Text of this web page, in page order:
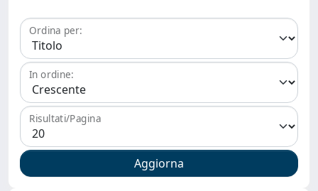
Ordina per:
In ordine:
Risultati/Pagina